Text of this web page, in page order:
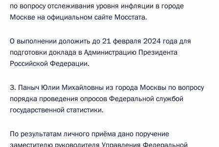
по вопросу отслеживания уровня инфляции в городе
Москве на официальном сайте Мосстата.
О выполнении доложить до 21 февраля 2024 года для
подготовки доклада в Администрацию Президента
Российской Федерации.
3. Паныч Юлии Михайловны из города Москвы по вопросу
порядка проведения опросов Федеральной службой
государственной статистики.
По результатам личного приёма дано поручение
заместителю руководителя Управления Федеральной